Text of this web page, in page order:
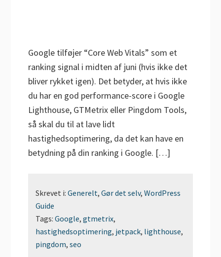
Google tilføjer “Core Web Vitals” som et
ranking signal i midten af juni (hvis ikke det
bliver rykket igen). Det betyder, at hvis ikke
du har en god performance-score i Google
Lighthouse, GTMetrix eller Pingdom Tools,
så skal du til at lave lidt
hastighedsoptimering, da det kan have en
betydning på din ranking i Google. […]
Skrevet i:Generelt,Gør det selv,WordPress
Guide
Tags:Google,gtmetrix,
hastighedsoptimering, jetpack, lighthouse,
pingdom,seo